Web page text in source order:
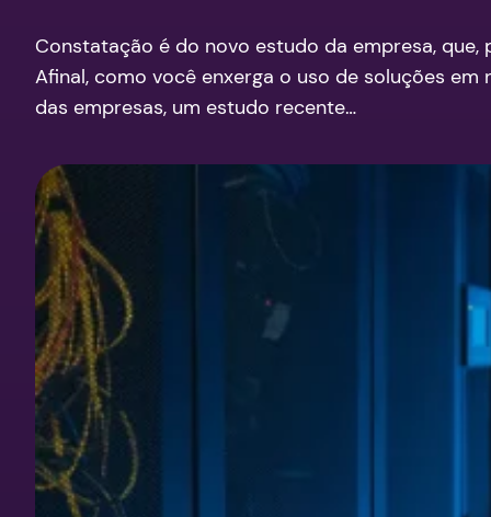
Constatação é do novo estudo da empresa,
Afinal, como você enxerga o uso de soluções
das empresas, um estudo recente…